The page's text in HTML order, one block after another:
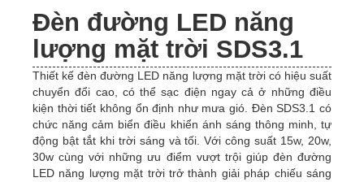
Đèn đường LED năng
lượng mặt trời SDS3.1
Thiết kế đèn đường LED năng lượng mặt trời có hiệu suất
chuyển đổi cao, có thể sạc điện ngay cả ở những điều
kiện thời tiết không ổn định như mưa gió. Đèn SDS3.1 có
chức năng cảm biển điều khiển ánh sáng thông minh, tự
động bật tắt khi trời sáng và tối. Với công suất 15w, 20w,
30w cùng với những ưu điểm vượt trội giúp đèn đường
LED năng lượng mặt trời trở thành giải pháp chiếu sáng